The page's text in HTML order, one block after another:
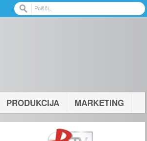
PRODUKCIJA MARKETING